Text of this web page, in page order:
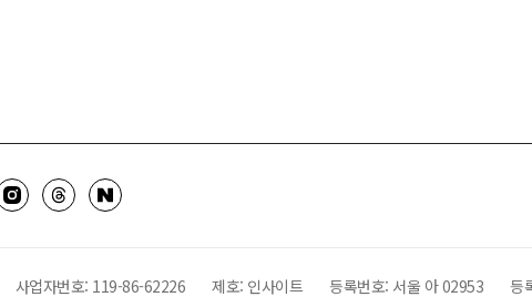
사업자번호: 119-86-62226 제호: 인사이트 등록번호: 서울 아 02953 등